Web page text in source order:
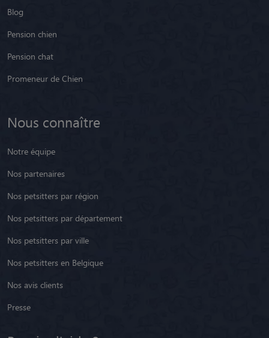
Blog
Pension chien
Pension chat
Promeneur de Chien
Nous connaître
Notre équipe
Nos partenaires
Nos petsitters par région
Nos petsitters par département
Nos petsitters par ville
Nos petsitters en Belgique
Nos avis clients
Presse